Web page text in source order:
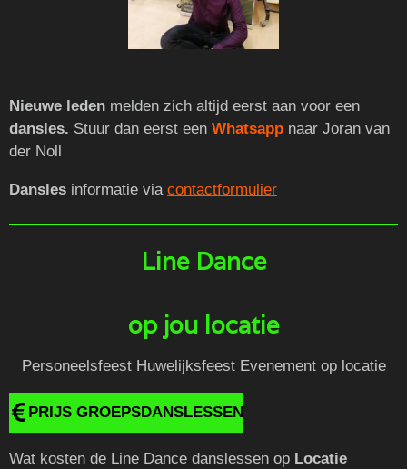
Nieuwe leden melden zich altijd eerst aan voor een
dansles. Stuur dan eerst een Whatsapp naar Joran van
der Noll
Dansles informatie via contactformulier
Line Dance
op jou locatie
Personeelsfeest Huwelijksfeest Evenement op locatie
PRIJS GROEPSDANSLESSEN
Wat kosten de Line Dance danslessen op Locatie